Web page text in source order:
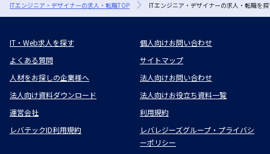
ITエンジニア・デザイナーの求人・転職TOP ITエンジニア・デザイナーの求人・転職を
IT・Web求人を探す
個人向けお問い合わせ
よくある質問
サイトマップ
人材をお探しの企業様へ
法人向けお問い合わせ
法人向け資料ダウンロード
法人向けお役立ち資料一覧
運営会社
利用規約
レバテックID利用規約
レバレジーズグループ・プライバシ
ーポリシー